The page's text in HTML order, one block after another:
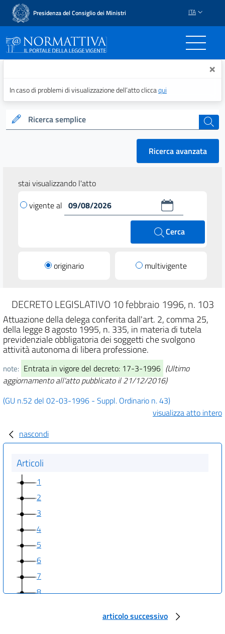
Presidenza del Consiglio dei Ministri ITA
Normattiva - Il portale ×
In caso di problemi di visualizzazione dell’atto cliccaqui
Ricerca semplice cerca
Ricerca avanzata
stai visualizzando l'atto
vigente al
Cerca
originario multivigente
DECRETO LEGISLATIVO 10 febbraio 1996, n. 103
Attuazione della delega conferita dall'art. 2, comma 25,
della legge 8 agosto 1995, n. 335, in materia di tutela
previdenziale obbligatoria dei soggetti che svolgono
attività autonoma di libera professione.
note: Entrata in vigore del decreto: 17-3-1996 (Ultimo
aggiornamento all'atto pubblicato il 21/12/2016)
(GU n.52 del 02-03-1996 - Suppl. Ordinario n. 43)
visualizza atto intero
nascondi
Articoli
1
2
3
4
5
6
7
8
articolo successivo